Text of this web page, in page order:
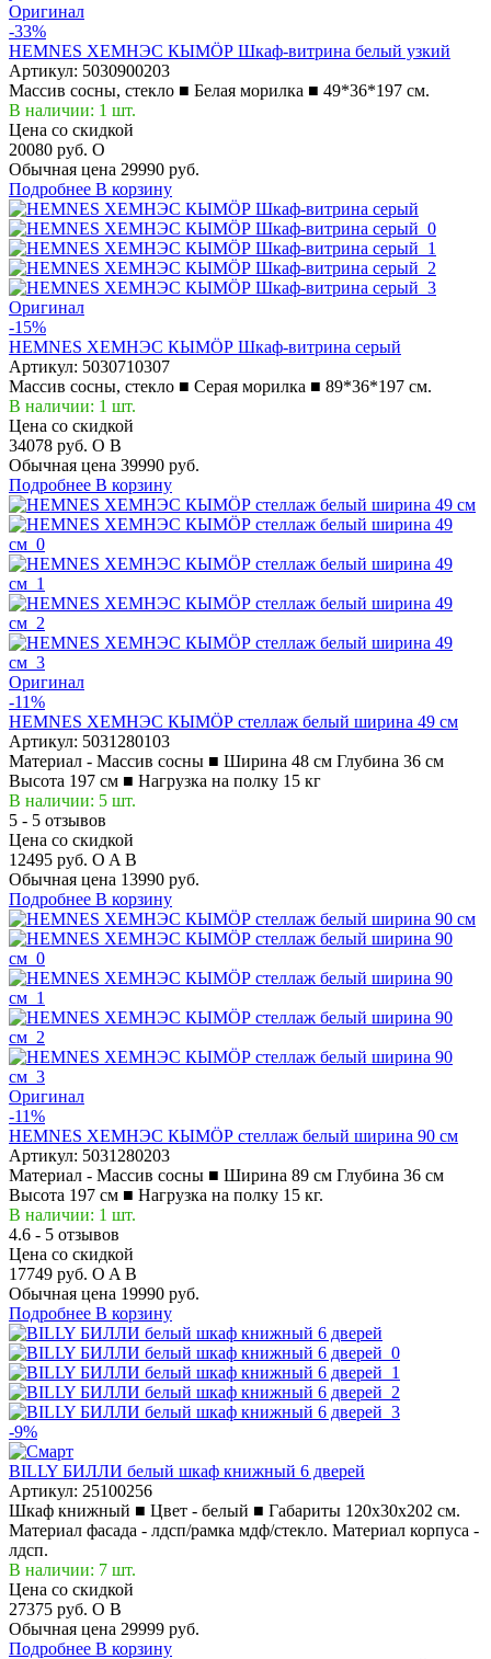
Оригинал
-33%
HEMNES ХЕМНЭС КЫМÖР Шкаф-витрина белый узкий
Артикул: 5030900203
Массив сосны, стекло ■ Белая морилка ■ 49*36*197 см.
В наличии: 1 шт.
Цена со скидкой
20080 руб. O
Обычная цена 29990 руб.
Подробнее В корзину
Оригинал
-15%
HEMNES ХЕМНЭС КЫМÖР Шкаф-витрина серый
Артикул: 5030710307
Массив сосны, стекло ■ Серая морилка ■ 89*36*197 см.
В наличии: 1 шт.
Цена со скидкой
34078 руб. O B
Обычная цена 39990 руб.
Подробнее В корзину
Оригинал
-11%
HEMNES ХЕМНЭС КЫМÖР стеллаж белый ширина 49 см
Артикул: 5031280103
Материал - Массив сосны ■ Ширина 48 см Глубина 36 см
Высота 197 см ■ Нагрузка на полку 15 кг
В наличии: 5 шт.
5 - 5 отзывов
Цена со скидкой
12495 руб. O A B
Обычная цена 13990 руб.
Подробнее В корзину
Оригинал
-11%
HEMNES ХЕМНЭС КЫМÖР стеллаж белый ширина 90 см
Артикул: 5031280203
Материал - Массив сосны ■ Ширина 89 см Глубина 36 см
Высота 197 см ■ Нагрузка на полку 15 кг.
В наличии: 1 шт.
4.6 - 5 отзывов
Цена со скидкой
17749 руб. O A B
Обычная цена 19990 руб.
Подробнее В корзину
-9%
BILLY БИЛЛИ белый шкаф книжный 6 дверей
Артикул: 25100256
Шкаф книжный ■ Цвет - белый ■ Габариты 120x30x202 см.
Материал фасада - лдсп/рамка мдф/стекло. Материал корпуса -
лдсп.
В наличии: 7 шт.
Цена со скидкой
27375 руб. O B
Обычная цена 29999 руб.
Подробнее В корзину